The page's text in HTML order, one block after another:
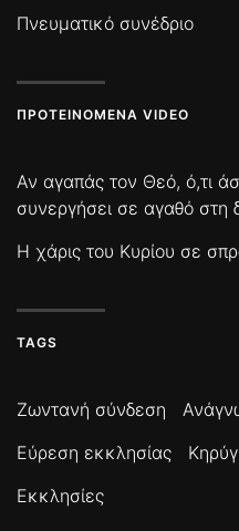
Πνευματικό συνέδριο
ΠΡΟΤΕΙΝΌΜΕΝΑ VIDEO
Αν αγαπάς τον Θεό, ό,τι
συνεργήσει σε αγαθό στη
Η χάρις του Κυρίου σε
TAGS
Ζωντανή σύνδεση
Εύρεση εκκλησίας
Εκκλησίες